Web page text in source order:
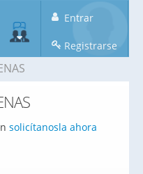
Entrar
Registrarse
solicítanosla ahora